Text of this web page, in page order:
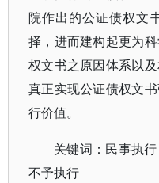
院作出的公证债权文
择，进而建构起更为
权文书之原因体系以
真正实现公证债权文
行价值。
关键词：民事执
不予执行